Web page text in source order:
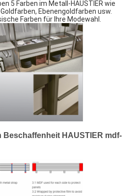
5 Farben im Metall-HAUSTIER wie
Ebenengoldfarben usw.
Farben für Ihre Modewahl.
Beschaffenheit HAUSTIER mdf-